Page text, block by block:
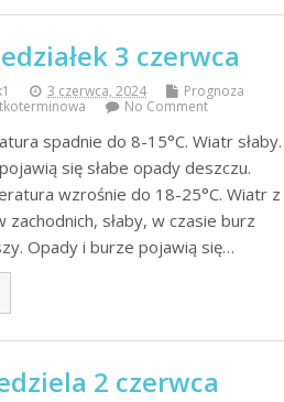
3 czerwca
3 czerwca, 2024
Prognoza
No Comment
spadnie do 8-15°C. Wiatr słaby.
się słabe opady deszczu.
wzrośnie do 18-25°C. Wiatr z
zachodnich, słaby, w czasie burz
Opady i burze pojawią się…
2 czerwca